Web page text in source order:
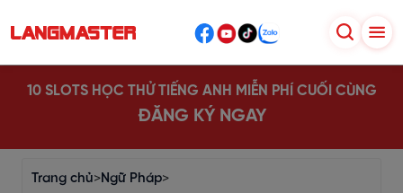
10 SLOTS HỌC THỬ TIẾNG ANH MIỄN PHÍ CUỐI CÙNG
ĐĂNG KÝ NGAY
Trang chủ>Ngữ Pháp>